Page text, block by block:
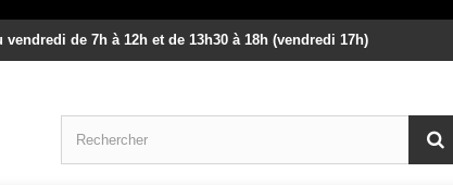
de 7h à 12h et de 13h30 à 18h (vendredi 17h)